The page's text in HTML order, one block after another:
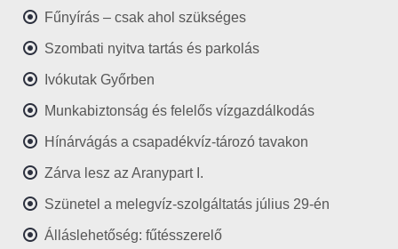
Fűnyírás – csak ahol szükséges
Szombati nyitva tartás és parkolás
Ivókutak Győrben
Munkabiztonság és felelős vízgazdálkodás
Hínárvágás a csapadékvíz-tározó tavakon
Zárva lesz az Aranypart I.
Szünetel a melegvíz-szolgáltatás július 29-én
Álláslehetőség: fűtésszerelő